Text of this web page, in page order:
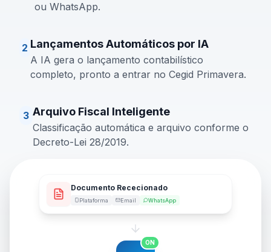
ou WhatsApp.
2 Lançamentos Automáticos por IA
A IA gera o lançamento contabilístico
completo, pronto a entrar no Cegid Primavera.
3 Arquivo Fiscal Inteligente
Classificação automática e arquivo conforme o
Decreto-Lei 28/2019.
Documento Rececionado
Plataforma Email WhatsApp
ON